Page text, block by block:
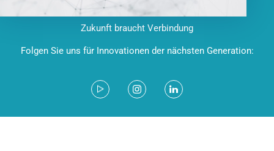
Zukunft braucht Verbindung
Folgen Sie uns für Innovationen der nächsten Generation: